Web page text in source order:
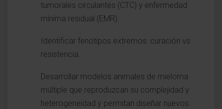
tumorales circulantes (CTC) y enfermedad
mínima residual (EMR).
Identificar fenotipos extremos: curación vs
resistencia.
Desarrollar modelos animales de mieloma
múltiple que reproduzcan su complejidad y
heterogeneidad y permitan diseñar nuevos